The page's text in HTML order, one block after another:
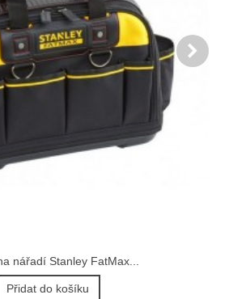
nářadí Stanley FatMax...
Přidat do košíku